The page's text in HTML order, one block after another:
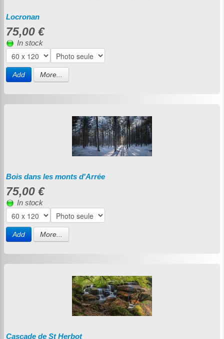
Locronan
75,00 €
In stock
Add More...
Bois dans les monts d'Arrée
75,00 €
In stock
Add More...
Cascade de St Herbot